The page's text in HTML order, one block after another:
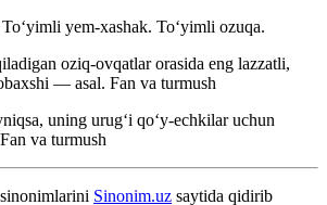
yem-xashak. Toʻyimli ozuqa.
oziq-ovqatlar orasida eng lazzatli,
— asal. Fan va turmush
uning urugʻi qoʻy-echkilar uchun
Fan va turmush
Sinonim.uz saytida qidirib